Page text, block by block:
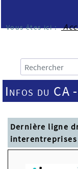
Vous êtes ici :
Infos du CA -
Dernière ligne
interentreprises